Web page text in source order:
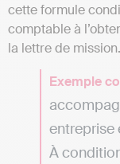
cette formule
comptable à
la lettre de mission.
Exemple
entreprise
À